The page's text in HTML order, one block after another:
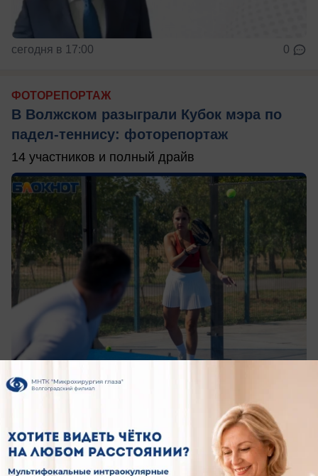
сегодня в 17:00 0
ФОТОРЕПОРТАЖ
В Волжском разыграли Кубок мэра по
падел-теннису: фоторепортаж
14 участников и полный драйв
Общество
4,4 миллиона выделили на обустройство